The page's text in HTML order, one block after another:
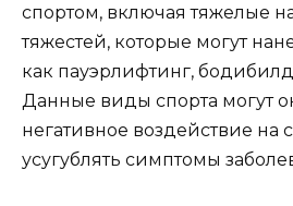
спортом, включая тяжелые
тяжестей, которые могут
как пауэрлифтинг,
Данные виды спорта могут
негативное воздействие на
усугублять симптомы